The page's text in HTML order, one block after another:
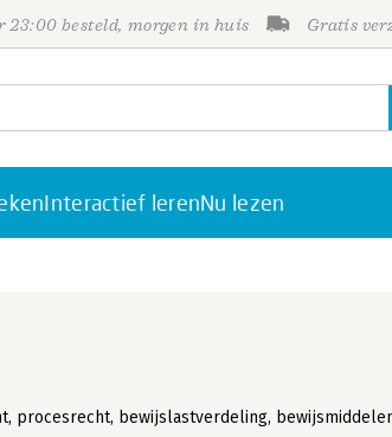
23:00 besteld, morgen in huis Gratis
Interactief lerenNu lezen
procesrecht, bewijslastverdeling,